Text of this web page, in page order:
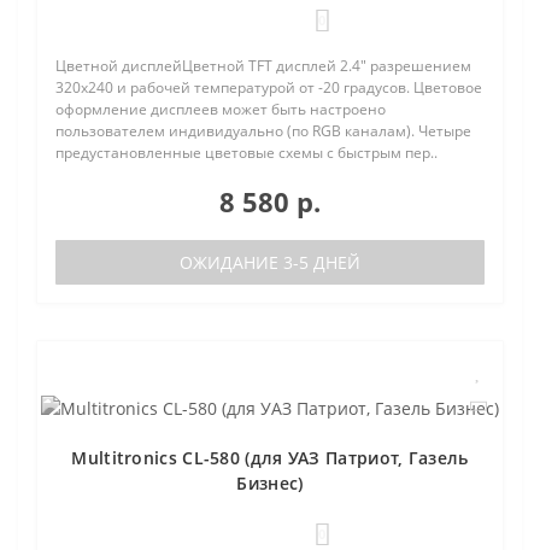
Цветной дисплейЦветной TFT дисплей 2.4" разрешением
320х240 и рабочей температурой от -20 градусов. Цветовое
оформление дисплеев может быть настроено
пользователем индивидуально (по RGB каналам). Четыре
предустановленные цветовые схемы с быстрым пер..
8 580 р.
ОЖИДАНИЕ 3-5 ДНЕЙ
Multitronics CL-580 (для УАЗ Патриот, Газель
Бизнес)